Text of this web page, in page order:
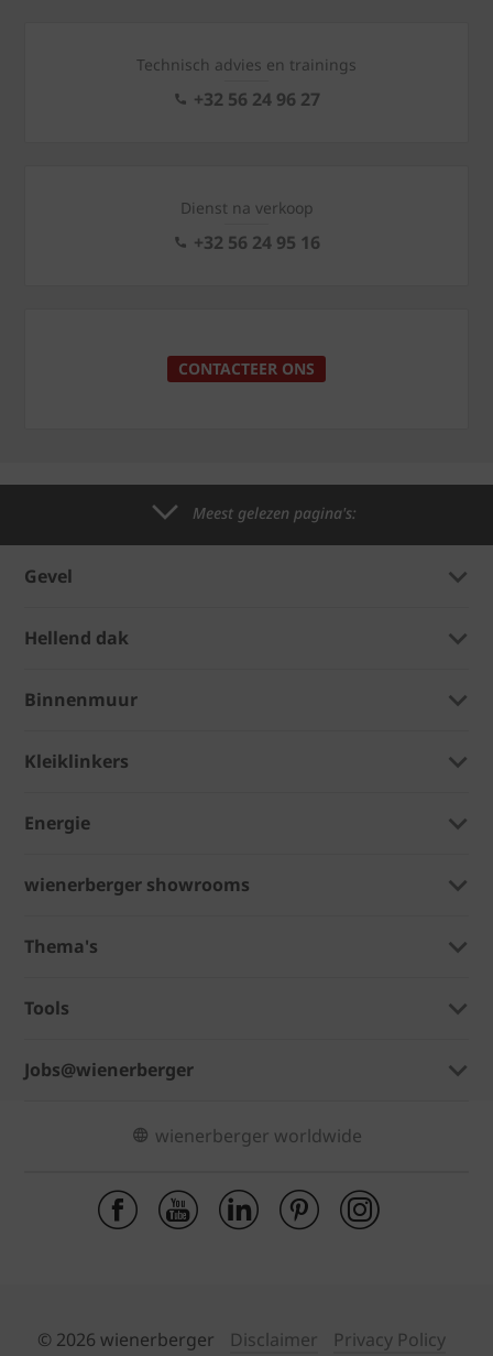
Technisch advies en trainings
+32 56 24 96 27
Dienst na verkoop
+32 56 24 95 16
CONTACTEER ONS
Meest gelezen pagina's:
Gevel
Hellend dak
Binnenmuur
Kleiklinkers
Energie
wienerberger showrooms
Thema's
Tools
Jobs@wienerberger
wienerberger worldwide
© 2026 wienerberger Disclaimer Privacy Policy